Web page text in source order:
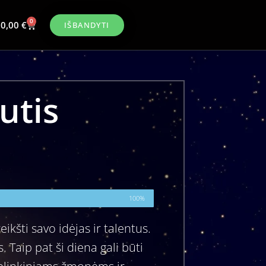
0,00 € 0 IŠBANDYTI
100%
savo idėjas ir talentus.
Taip pat ši diena gali būti